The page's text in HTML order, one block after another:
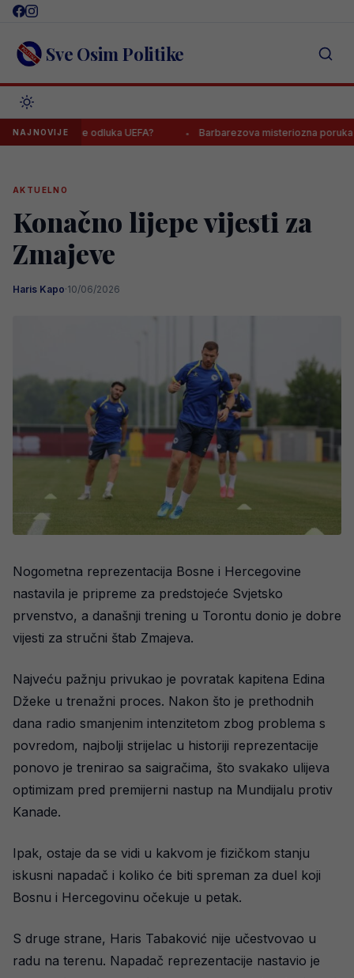
Skip
content Sve Osim Politike
NAJNOVIJE
čeka se odluka UEFA? Barbarezova misteriozna poruka
AKTUELNO
Konačno lijepe vijesti za
Zmajeve
Haris Kapo·10/06/2026
Nogometna reprezentacija Bosne i Hercegovine
nastavila je pripreme za predstojeće Svjetsko
prvenstvo, a današnji trening u Torontu donio je dobre
vijesti za stručni štab Zmajeva.
Najveću pažnju privukao je povratak kapitena Edina
Džeke u trenažni proces. Nakon što je prethodnih
dana radio smanjenim intenzitetom zbog problema s
povredom, najbolji strijelac u historiji reprezentacije
ponovo je trenirao sa saigračima, što svakako ulijeva
optimizam pred premijerni nastup na Mundijalu protiv
Kanade.
Ipak, ostaje da se vidi u kakvom je fizičkom stanju
iskusni napadač i koliko će biti spreman za duel koji
Bosnu i Hercegovinu očekuje u petak.
S druge strane, Haris Tabaković nije učestvovao u
radu na terenu. Napadač reprezentacije nastavio je